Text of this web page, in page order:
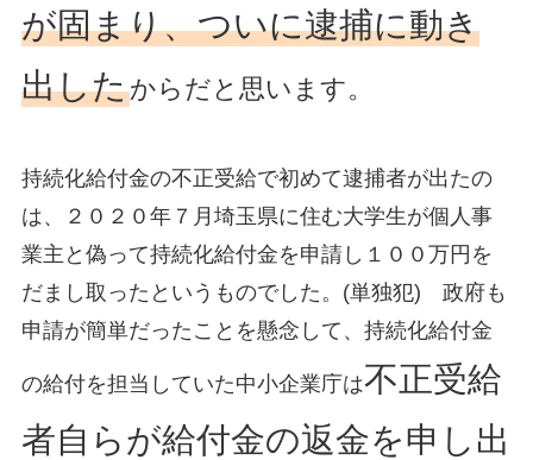
が固まり、ついに逮捕に動き
出したからだと思います。
持続化給付金の不正受給で初めて逮捕者が出たの
は、２０２０年７月埼玉県に住む大学生が個人事
業主と偽って持続化給付金を申請し１００万円を
だまし取ったというものでした。(単独犯) 政府も
申請が簡単だったことを懸念して、持続化給付金
の給付を担当していた中小企業庁は不正受給
者自らが給付金の返金を申し出